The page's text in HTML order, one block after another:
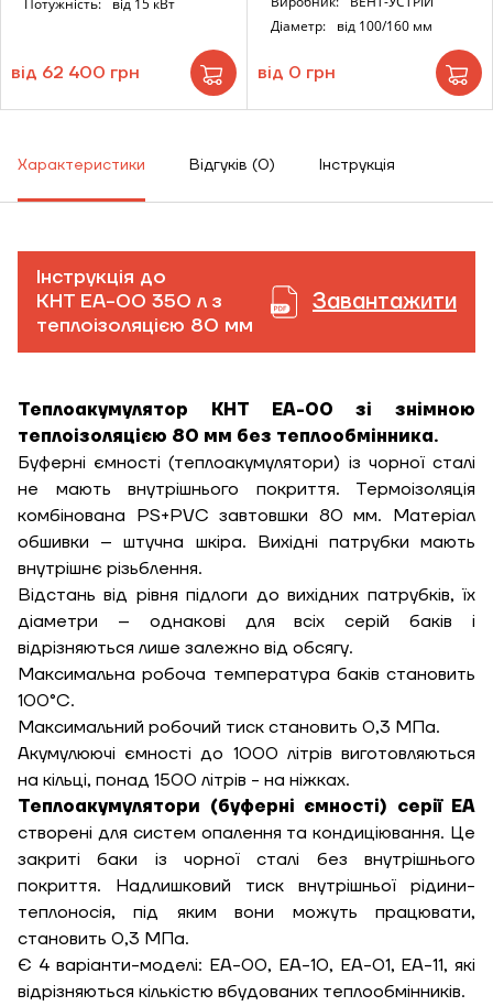
Потужність: від 15 кВт
від 62 400 грн
Діаметр:
від 100/160 мм
від 0 грн
Характеристики Відгуків (0) Інструкція
Інструкція до
KHT ЕА-00 350 л з
теплоізоляцією 80 мм
Завантажити
Теплоакумулятор KHT ЕА-00 зі знімною
теплоізоляцією 80 мм без теплообмінника.
Буферні ємності (теплоакумулятори) із чорної сталі
не мають внутрішнього покриття. Термоізоляція
комбінована PS+PVC завтовшки 80 мм. Матеріал
обшивки – штучна шкіра. Вихідні патрубки мають
внутрішнє різьблення.
Відстань від рівня підлоги до вихідних патрубків, їх
діаметри – однакові для всіх серій баків і
відрізняються лише залежно від обсягу.
Максимальна робоча температура баків становить
100°С.
Максимальний робочий тиск становить 0,3 МПа.
Акумулюючі ємності до 1000 літрів виготовляються
на кільці, понад 1500 літрів - на ніжках.
Теплоакумулятори (буферні ємності) серії ЕА
створені для систем опалення та кондиціювання. Це
закриті баки із чорної сталі без внутрішнього
покриття. Надлишковий тиск внутрішньої рідини-
теплоносія, під яким вони можуть працювати,
становить 0,3 МПа.
Є 4 варіанти-моделі: ЕА-00, ЕА-10, ЕА-01, ЕА-11, які
відрізняються кількістю вбудованих теплообмінників.
Висота, м
Ширина, м
Довжина, м
Ступінь
утеплення, Вт/м
кв
Гарно утеплений, 55
Необхідна
потужність, кВт
Замовити
Надіслати
ЗАМОВИТИ ПОСЛУГУ МОНТАЖУ
Надіслати
Кошик